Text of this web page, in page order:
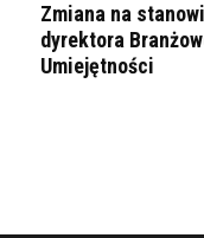
Zmiana na
dyrektora
Umiejętności